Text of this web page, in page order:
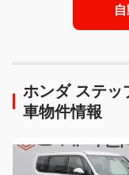
ホンダ ステッ
車物件情報